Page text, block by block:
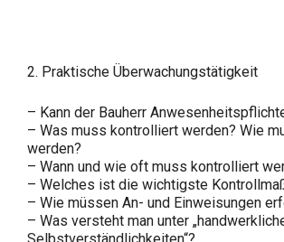
2. Praktische Überwachungstätigkeit
– Kann der Bauherr
– Was muss kontrolliert werden? Wie
werden?
– Wann und wie oft muss kontrolliert
– Welches ist die wichtigste
– Wie müssen An- und Einweisungen
– Was versteht man unter